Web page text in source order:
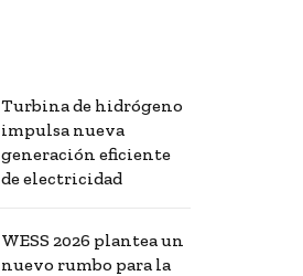
Turbina de hidrógeno
impulsa nueva
generación eficiente
de electricidad
WESS 2026 plantea un
nuevo rumbo para la